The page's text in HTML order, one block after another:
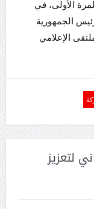
الإعلام العربي بنسخته الـ21، للمرة الأولى، في
رئيس الجمهورية
الإعلامي
لتعزيز